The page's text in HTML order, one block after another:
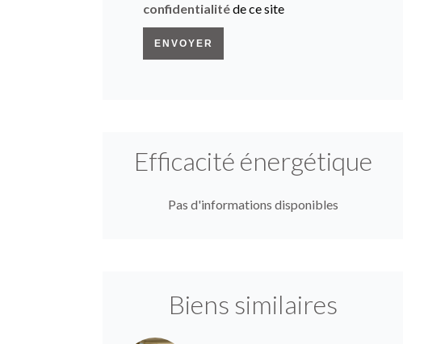
confidentialitéde ce site
ENVOYER
Efficacité énergétique
Pas d'informations disponibles
Biens similaires